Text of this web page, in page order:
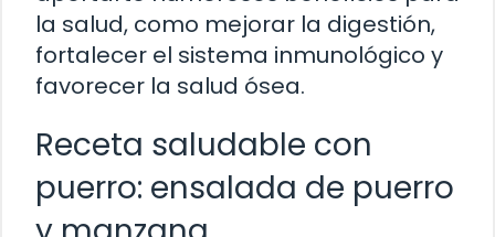
la salud, como mejorar la digestión,
fortalecer el sistema inmunológico y
favorecer la salud ósea.
Receta saludable con
puerro: ensalada de puerro